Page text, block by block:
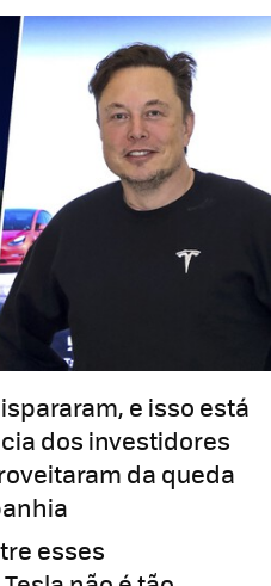
e isso está
dos investidores
da queda
esses